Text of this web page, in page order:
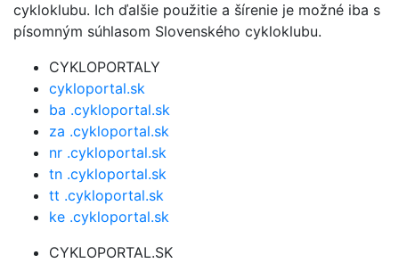
cykloklubu. Ich ďalšie použitie a šírenie je možné iba s
písomným súhlasom Slovenského cykloklubu.
CYKLOPORTALY
cykloportal.sk
ba .cykloportal.sk
za .cykloportal.sk
nr .cykloportal.sk
tn .cykloportal.sk
tt .cykloportal.sk
ke .cykloportal.sk
CYKLOPORTAL.SK